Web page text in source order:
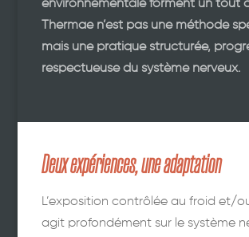
environnementale forment un tout
Thermae n’est pas une méthode
mais une pratique structurée,
respectueuse du système nerveux.
Deux expériences, une adaptation
L’exposition contrôlée au froid et/
agit profondément sur le système